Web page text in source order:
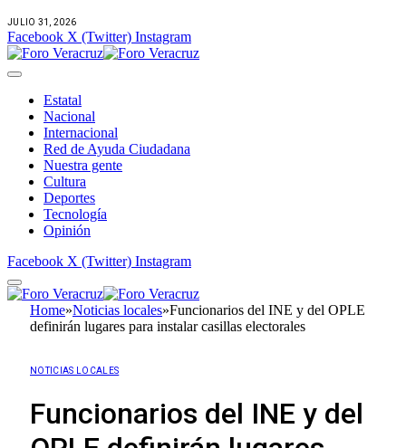
JULIO 31, 2026
Facebook X (Twitter) Instagram
Estatal
Nacional
Internacional
Red de Ayuda Ciudadana
Nuestra gente
Cultura
Deportes
Tecnología
Opinión
Facebook X (Twitter) Instagram
Home»Noticias locales»Funcionarios del INE y del OPLE
definirán lugares para instalar casillas electorales
NOTICIAS LOCALES
Funcionarios del INE y del